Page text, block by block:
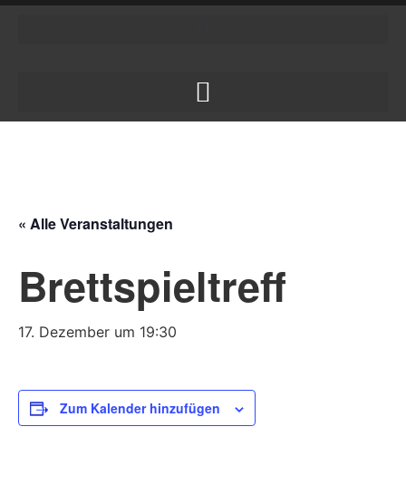
« Alle Veranstaltungen
Brettspieltreff
17. Dezember um 19:30
Zum Kalender hinzufügen